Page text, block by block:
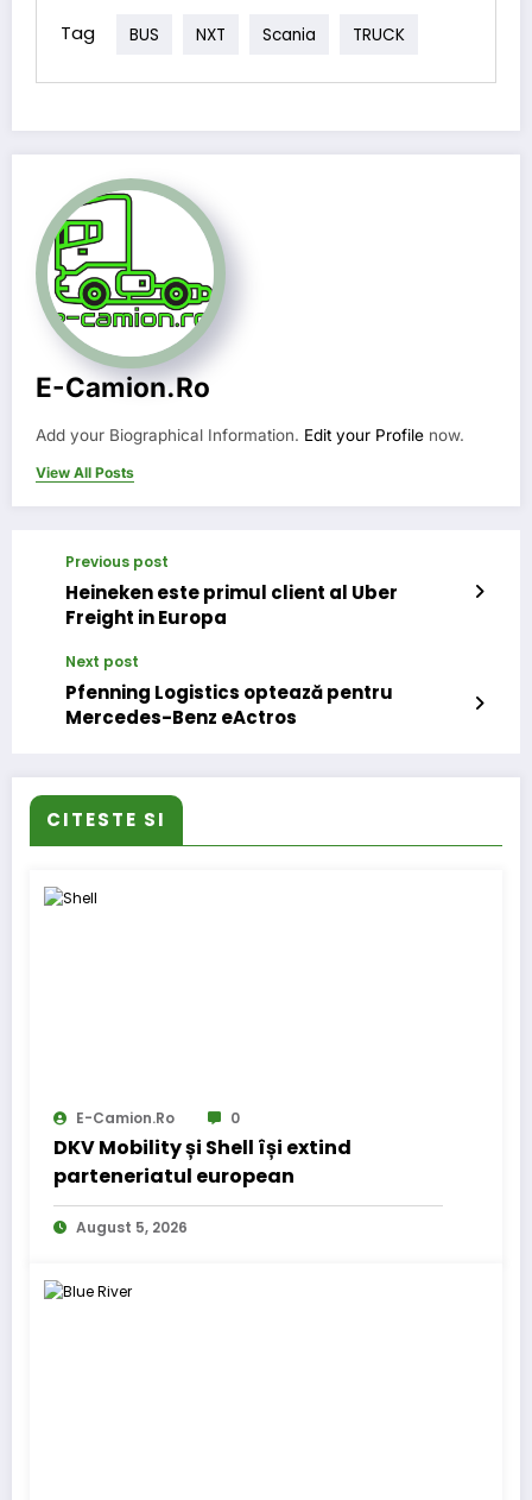
Tag BUS NXT Scania TRUCK
E-Camion.ro
Add your Biographical Information. Edit your Profile now.
View All Posts
Previous post
Heineken este primul client al Uber
Freight in Europa
Next post
Pfenning Logistics optează pentru
Mercedes-Benz eActros
CITESTE SI
E-Camion.ro 0
DKV Mobility și Shell își extind
parteneriatul european
August 5, 2026